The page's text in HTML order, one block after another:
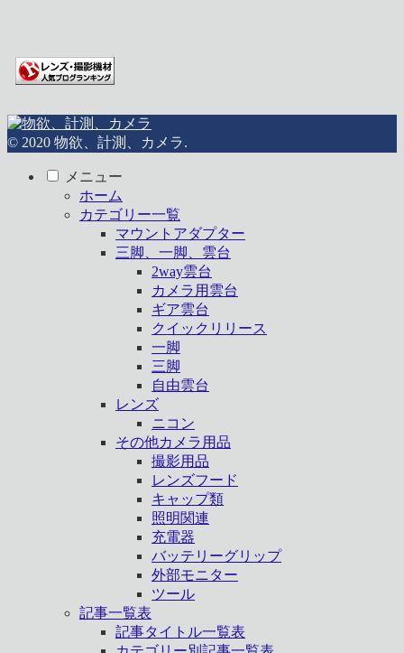
© 2020 物欲、計測、カメラ.
メニュー
ホーム
カテゴリー一覧
マウントアダプター
三脚、一脚、雲台
2way雲台
カメラ用雲台
ギア雲台
クイックリリース
一脚
三脚
自由雲台
レンズ
ニコン
その他カメラ用品
撮影用品
レンズフード
キャップ類
照明関連
充電器
バッテリーグリップ
外部モニター
ツール
記事一覧表
記事タイトル一覧表